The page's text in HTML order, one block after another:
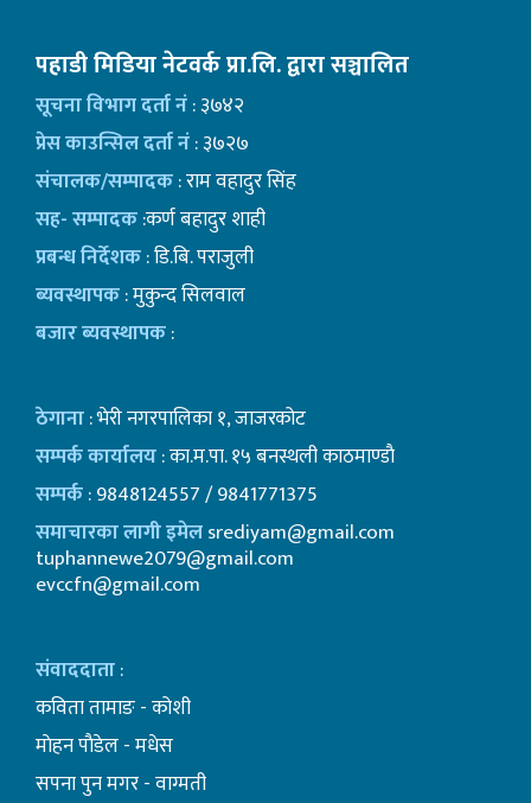
पहाडी मिडिया नेटवर्क प्रा.लि. द्वारा सञ्चालित
सूचना विभाग दर्ता नं: ३७४२
प्रेस काउन्सिल दर्ता नं: ३७२७
संचालक/सम्पादक: राम वहादुर सिंह
सह- सम्पादक:कर्ण बहादुर शाही
प्रबन्ध निर्देशक: डि.बि. पराजुली
ब्यवस्थापक: मुकुन्द सिलवाल
बजार ब्यवस्थापक:
ठेगाना: भेरी नगरपालिका १, जाजरकोट
सम्पर्क कार्यालय: का.म.पा. १५ बनस्थली काठमाण्डाै
सम्पर्क: 9848124557 / 9841771375
समाचारका लागी इमेलsrediyam@gmail.com
tuphannewe2079@gmail.com
evccfn@gmail.com
संवाददाता:
कविता तामाङ - कोशी
माेहन पाैडेल - मधेस
सपना पुन मगर - वाग्मती